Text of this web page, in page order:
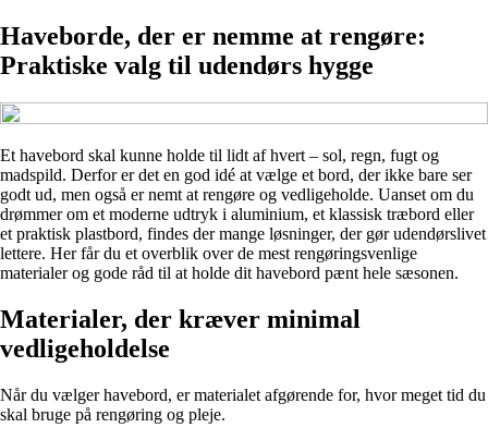
Haveborde, der er nemme at rengøre:
Praktiske valg til udendørs hygge
Et havebord skal kunne holde til lidt af hvert – sol, regn, fugt og
madspild. Derfor er det en god idé at vælge et bord, der ikke bare ser
godt ud, men også er nemt at rengøre og vedligeholde. Uanset om du
drømmer om et moderne udtryk i aluminium, et klassisk træbord eller
et praktisk plastbord, findes der mange løsninger, der gør udendørslivet
lettere. Her får du et overblik over de mest rengøringsvenlige
materialer og gode råd til at holde dit havebord pænt hele sæsonen.
Materialer, der kræver minimal
vedligeholdelse
Når du vælger havebord, er materialet afgørende for, hvor meget tid du
skal bruge på rengøring og pleje.